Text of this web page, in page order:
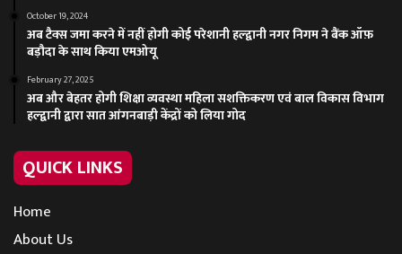
October 19, 2024
अब टैक्स जमा करने में नहीं होगी कोई परेशानी हल्द्वानी नगर निगम ने बैंक ऑफ़
बड़ौदा के साथ किया एमओयू
February 27, 2025
अब और बेहतर होगी शिक्षा व्यवस्था महिला सशक्तिकरण एवं बाल विकास विभाग
हल्द्वानी द्वारा सात आंगनबाड़ी केंद्रों को लिया गोद
QUICK LINKS
Home
About Us